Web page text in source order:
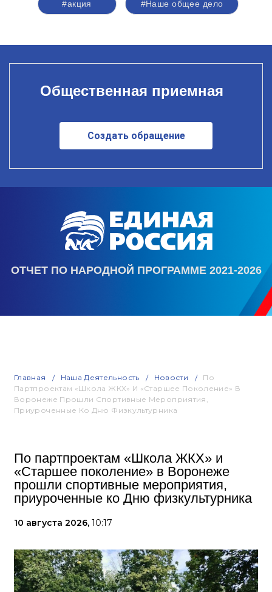
#акция #Наше общее дело
Общественная приемная
Создать обращение
ОТЧЕТ ПО НАРОДНОЙ ПРОГРАММЕ 2021-2026
Главная Наша Деятельность Новости
По
Партпроектам «Школа ЖКХ» И «Старшее Поколение» В
Воронеже Прошли Спортивные Мероприятия,
Приуроченные Ко Дню Физкультурника
По партпроектам «Школа ЖКХ» и
«Старшее поколение» в Воронеже
прошли спортивные мероприятия,
приуроченные ко Дню физкультурника
10 августа 2026, 10:17